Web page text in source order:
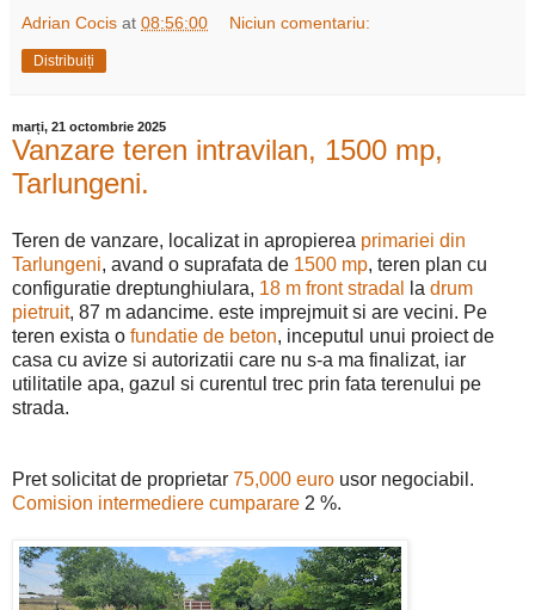
Adrian Cocis at 08:56:00 Niciun comentariu:
Distribuiți
marți, 21 octombrie 2025
Vanzare teren intravilan, 1500 mp,
Tarlungeni.
Teren de vanzare, localizat in apropierea primariei din
Tarlungeni, avand o suprafata de 1500 mp, teren plan cu
configuratie dreptunghiulara, 18 m front stradal la drum
pietruit, 87 m adancime. este imprejmuit si are vecini. Pe
teren exista o fundatie de beton, inceputul unui proiect de
casa cu avize si autorizatii care nu s-a ma finalizat, iar
utilitatile apa, gazul si curentul trec prin fata terenului pe
strada.
Pret solicitat de proprietar 75,000 euro usor negociabil.
Comision intermediere cumparare 2 %.